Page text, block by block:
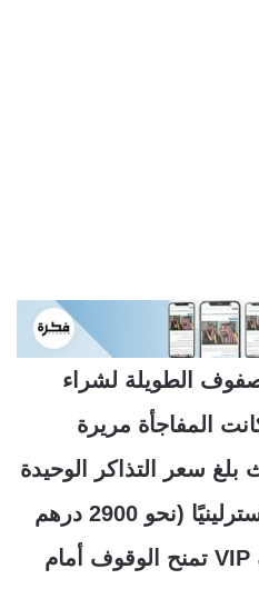
الطويلة لشراء
المفاجأة مريرة
سعر التذاكر الوحيدة
المتاحة حاليًا 615 جنيهًا إسترلينيًا (نحو 2900 درهم
إماراتي)، جزءا من حزمة VIP تمنح الوقوف أمام